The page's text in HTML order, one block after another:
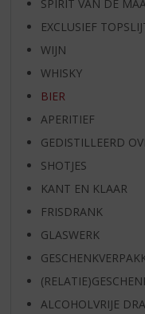
SPIRIT VAN DE
EXCLUSIEF
WIJN
WHISKY
BIER
APERITIEF
GEDISTILLEERD
SHOTJES
KANT EN KLAAR
FRISDRANK
GLASWERK
ALCOHOLVRIJE